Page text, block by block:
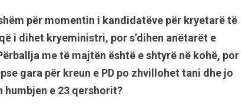
për momentin i kandidatëve për kryetarë të
i dihet kryeministri, por s’dihen anëtarët e
me të majtën është e shtyrë në kohë, por
gara për kreun e PD po zhvillohet tani dhe jo
humbjen e 23 qershorit?